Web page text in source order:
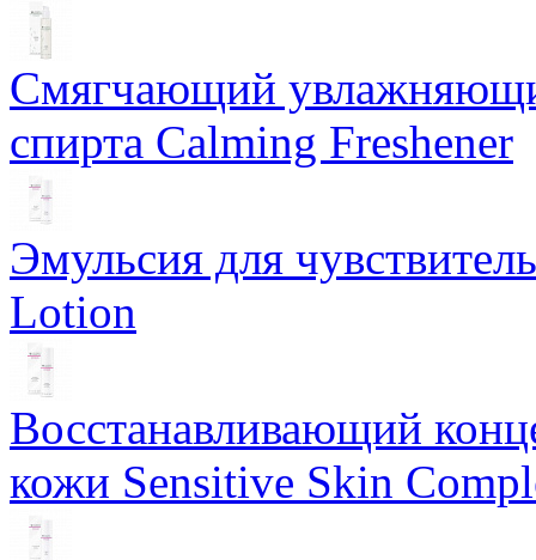
Смягчающий
спирта Calming Freshener
Эмульсия для
Lotion
Восстанавливающий
кожи Sensitive Skin